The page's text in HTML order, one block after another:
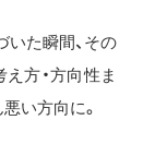
いた瞬間、その
方・方向性ま
い方向に。